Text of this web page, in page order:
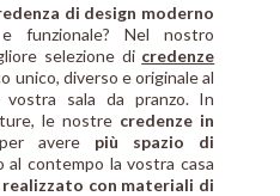
di design moderno
funzionale? Nel nostro
selezione di credenze
unico, diverso e originale al
sala da pranzo. In
le nostre credenze in
avere più spazio di
al contempo la vostra casa
con materiali di